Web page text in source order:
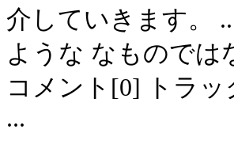
介していきます。
ような なものでは
コメント[0] トラッ
...